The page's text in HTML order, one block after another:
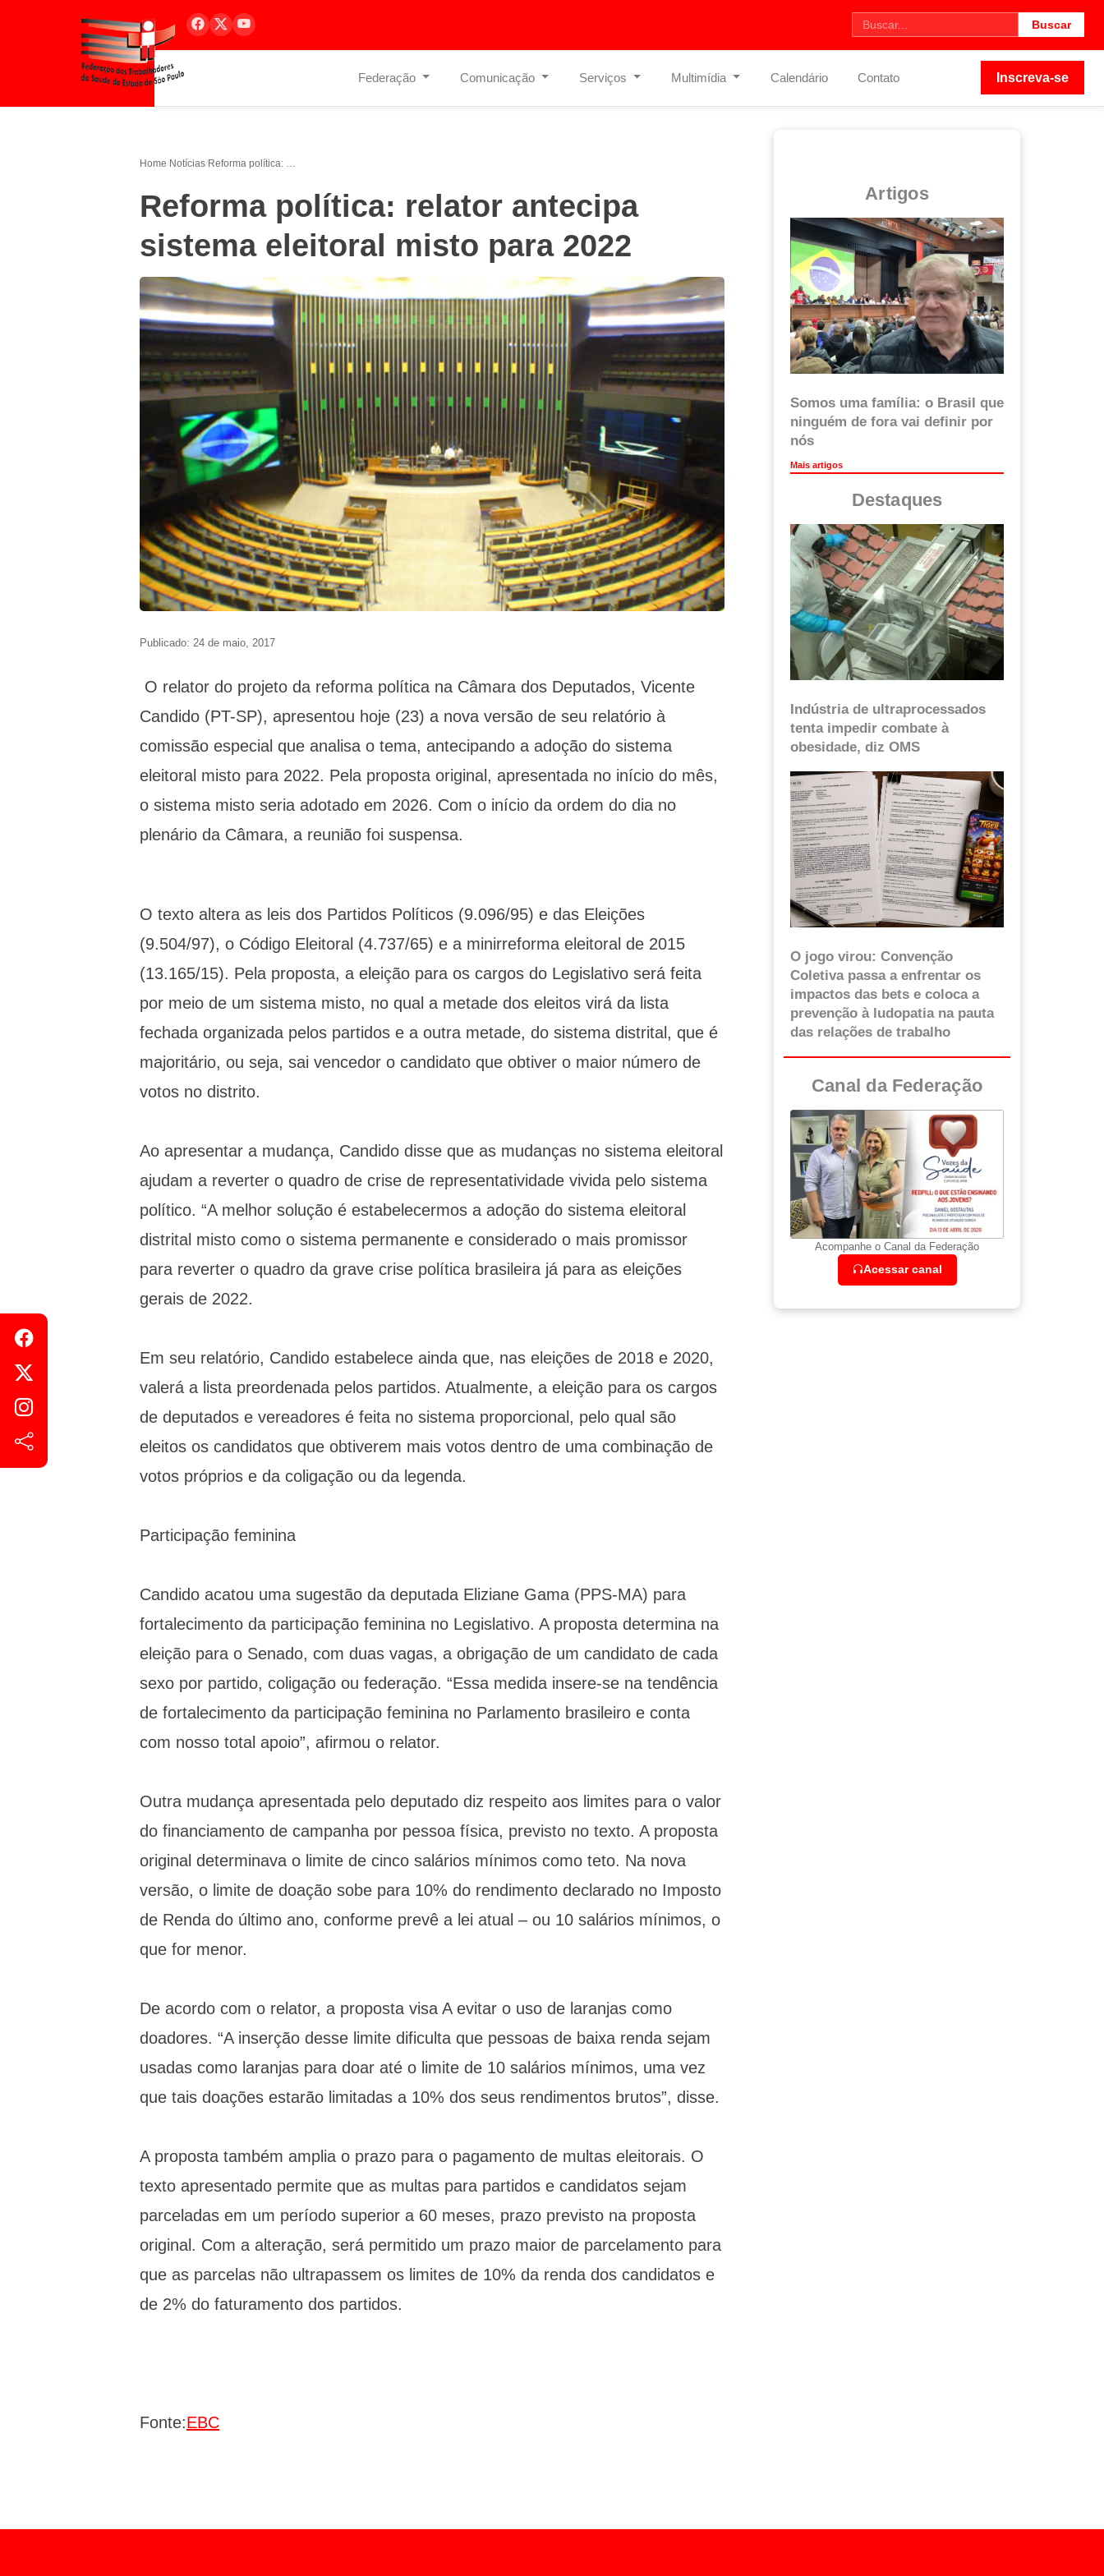
Buscar
Federação Comunicação Serviços Multimídia Calendário Contato Inscreva-se
Home/Notícias/ Reforma política: relator antecipa sistema eleitoral misto para 2022
Reforma política: relator antecipa
sistema eleitoral misto para 2022
Publicado: 24 de maio, 2017
O relator do projeto da reforma política na Câmara dos Deputados, Vicente
Candido (PT-SP), apresentou hoje (23) a nova versão de seu relatório à
comissão especial que analisa o tema, antecipando a adoção do sistema
eleitoral misto para 2022. Pela proposta original, apresentada no início do mês,
o sistema misto seria adotado em 2026. Com o início da ordem do dia no
plenário da Câmara, a reunião foi suspensa.
O texto altera as leis dos Partidos Políticos (9.096/95) e das Eleições
(9.504/97), o Código Eleitoral (4.737/65) e a minirreforma eleitoral de 2015
(13.165/15). Pela proposta, a eleição para os cargos do Legislativo será feita
por meio de um sistema misto, no qual a metade dos eleitos virá da lista
fechada organizada pelos partidos e a outra metade, do sistema distrital, que é
majoritário, ou seja, sai vencedor o candidato que obtiver o maior número de
votos no distrito.
Ao apresentar a mudança, Candido disse que as mudanças no sistema eleitoral
ajudam a reverter o quadro de crise de representatividade vivida pelo sistema
político. “A melhor solução é estabelecermos a adoção do sistema eleitoral
distrital misto como o sistema permanente e considerado o mais promissor
para reverter o quadro da grave crise política brasileira já para as eleições
gerais de 2022.
Em seu relatório, Candido estabelece ainda que, nas eleições de 2018 e 2020,
valerá a lista preordenada pelos partidos. Atualmente, a eleição para os cargos
de deputados e vereadores é feita no sistema proporcional, pelo qual são
eleitos os candidatos que obtiverem mais votos dentro de uma combinação de
votos próprios e da coligação ou da legenda.
Participação feminina
Candido acatou uma sugestão da deputada Eliziane Gama (PPS-MA) para
fortalecimento da participação feminina no Legislativo. A proposta determina na
eleição para o Senado, com duas vagas, a obrigação de um candidato de cada
sexo por partido, coligação ou federação. “Essa medida insere-se na tendência
de fortalecimento da participação feminina no Parlamento brasileiro e conta
com nosso total apoio”, afirmou o relator.
Outra mudança apresentada pelo deputado diz respeito aos limites para o valor
do financiamento de campanha por pessoa física, previsto no texto. A proposta
original determinava o limite de cinco salários mínimos como teto. Na nova
versão, o limite de doação sobe para 10% do rendimento declarado no Imposto
de Renda do último ano, conforme prevê a lei atual – ou 10 salários mínimos, o
que for menor.
De acordo com o relator, a proposta visa A evitar o uso de laranjas como
doadores. “A inserção desse limite dificulta que pessoas de baixa renda sejam
usadas como laranjas para doar até o limite de 10 salários mínimos, uma vez
que tais doações estarão limitadas a 10% dos seus rendimentos brutos”, disse.
A proposta também amplia o prazo para o pagamento de multas eleitorais. O
texto apresentado permite que as multas para partidos e candidatos sejam
parceladas em um período superior a 60 meses, prazo previsto na proposta
original. Com a alteração, será permitido um prazo maior de parcelamento para
que as parcelas não ultrapassem os limites de 10% da renda dos candidatos e
de 2% do faturamento dos partidos.
Fonte:EBC
Artigos
Somos uma família: o Brasil que
ninguém de fora vai definir por
nós
Mais artigos
Destaques
Indústria de ultraprocessados
tenta impedir combate à
obesidade, diz OMS
O jogo virou: Convenção
Coletiva passa a enfrentar os
impactos das bets e coloca a
prevenção à ludopatia na pauta
das relações de trabalho
Canal da Federação
Acompanhe o Canal da Federação
Acessar canal